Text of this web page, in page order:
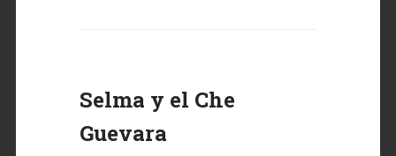
Selma y el Che
Guevara